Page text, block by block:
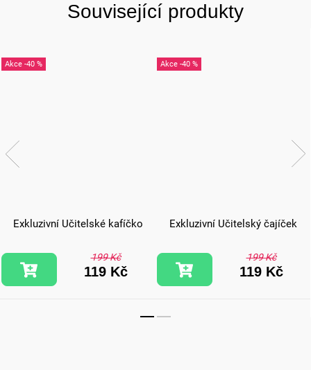
Související produkty
-40 %
Exkluzivní Učitelské kafíčko
199 Kč
119 Kč
-40 %
Exkluzivní Učitelský čajíček
199 Kč
119 Kč